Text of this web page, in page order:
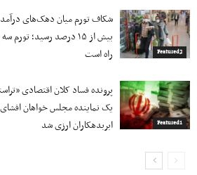
Featured2
شکاف تورم میان دهک‌های
بیش از ۱۵ درصد رسید؛
راه است
Featured1
پرونده فساد کلان اقتصادی
یک نماینده مجلس خواهان
ابربدهکاران ارزی شد